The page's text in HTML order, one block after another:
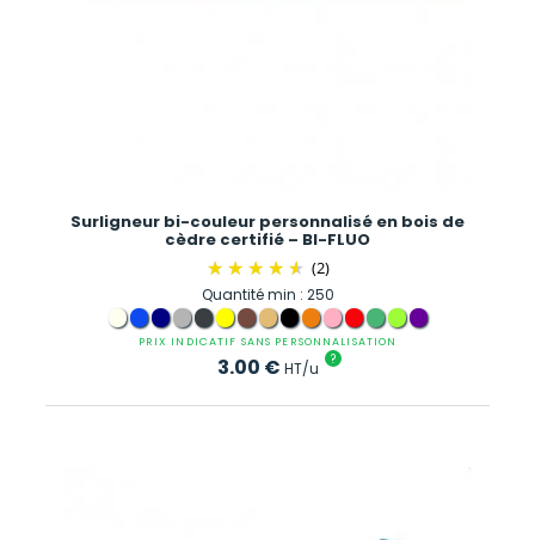
Surligneur bi-couleur personnalisé en bois de
cèdre certifié – BI-FLUO
(2)
Quantité min : 250
PRIX INDICATIF SANS PERSONNALISATION
3.00 € HT/u ?